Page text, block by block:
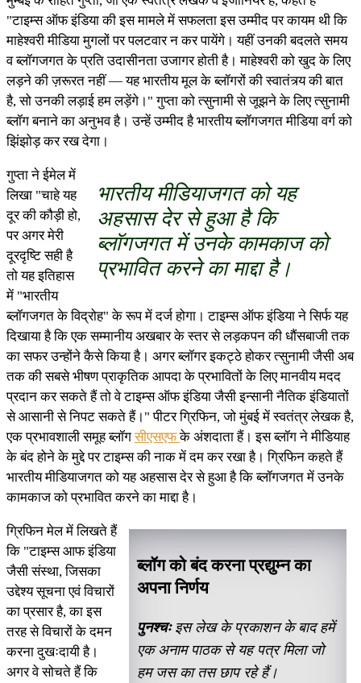
"टाइम्स ऑफ इंडिया की इस मामले में सफलता इस उम्मीद पर कायम थी कि
माहेश्वरी मीडिया मुगलों पर पलटवार न कर पायेंगे। यहीं उनकी बदलते समय
व ब्लॉगजगत के प्रति उदासीनता उजागर होती है। माहेश्वरी को खुद के लिए
लड़ने की ज़रूरत नहीं — यह भारतीय मूल के ब्लॉगरों की स्वातंत्र्य की बात
है, सो उनकी लड़ाई हम लड़ेंगे।" गुप्ता को त्सुनामी से जूझने के लिए त्सुनामी
ब्लॉग बनाने का अनुभव है। उन्हें उम्मीद है भारतीय ब्लॉगजगत मीडिया वर्ग को
झिंझोड़ कर रख देगा।
भारतीय मीडियाजगत को यह
अहसास देर से हुआ है कि
ब्लॉगजगत में उनके कामकाज को
प्रभावित करने का माद्दा है।
गुप्ता ने ईमेल में
लिखा "चाहे यह
दूर की कौड़ी हो,
पर अगर मेरी
दूरदृष्टि सही है
तो यह इतिहास
में "भारतीय
ब्लॉगजगत के विद्रोह" के रूप में दर्ज होगा। टाइम्स ऑफ इंडिया ने सिर्फ यह
दिखाया है कि एक सम्मानीय अखबार के स्तर से लड़कपन की धौंसबाजी तक
का सफर उन्होंने कैसे किया है। अगर ब्लॉगर इकट्ठे होकर त्सुनामी जैसी अब
तक की सबसे भीषण प्राकृतिक आपदा के प्रभावितों के लिए मानवीय मदद
प्रदान कर सकते हैं तो वे टाइम्स ऑफ इंडिया जैसी इन्सानी नैतिक इंडियातों
से आसानी से निपट सकते हैं।" पीटर ग्रिफिन, जो मुंबई में स्वतंत्र लेखक है,
एक प्रभावशाली समूह ब्लॉगसीएसएफके अंशदाता हैं। इस ब्लॉग ने मीडियाह
के बंद होने के मुद्दे पर टाइम्स की नाक में दम कर रखा है। ग्रिफिन कहते हैं
भारतीय मीडियाजगत को यह अहसास देर से हुआ है कि ब्लॉगजगत में उनके
कामकाज को प्रभावित करने का माद्दा है।
ब्लॉग को बंद करना प्रद्युम्न का
अपना निर्णय
पुनश्चःइस लेख के प्रकाशन के बाद हमें
एक अनाम पाठक से यह पत्र मिला जो
हम जस का तस छाप रहे हैं।
ग्रिफिन मेल में लिखते हैं
कि "टाइम्स आफ इंडिया
जैसी संस्था, जिसका
उद्देश्य सूचना एवं विचारों
का प्रसार है, का इस
तरह से विचारों के दमन
करना दुखःदायी है।
अगर वे सोचते हैं कि